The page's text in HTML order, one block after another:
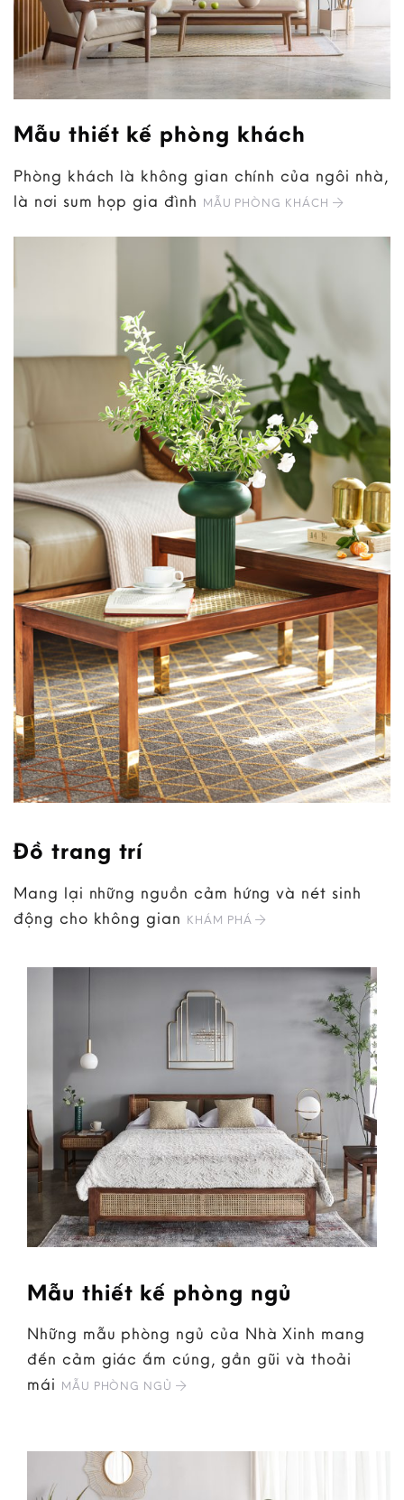
Mẫu thiết kế phòng khách
Phòng khách là không gian chính của ngôi nhà,
là nơi sum họp gia đình MẪU PHÒNG KHÁCH
Đồ trang trí
Mang lại những nguồn cảm hứng và nét sinh
động cho không gian KHÁM PHÁ
Mẫu thiết kế phòng ngủ
Những mẫu phòng ngủ của Nhà Xinh mang
đến cảm giác ấm cúng, gần gũi và thoải
mái MẪU PHÒNG NGỦ